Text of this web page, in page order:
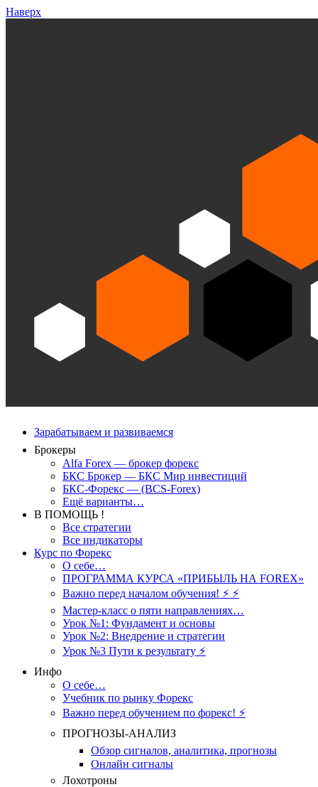
Наверх
Зарабатываем и развиваемся
Брокеры
Alfa Forex — брокер форекс
БКС Брокер — БКС Мир инвестиций
БКС-Форекс — (BCS-Forex)
Ещё варианты…
В ПОМОЩЬ !
Все стратегии
Все индикаторы
Курс по Форекс
О себе…
ПРОГРАММА КУРСА «ПРИБЫЛЬ НА FOREX»
Важно перед началом обучения! ⚡ ⚡
Мастер-класс о пяти направлениях…
Урок №1: Фундамент и основы
Урок №2: Внедрение и стратегии
Урок №3 Пути к результату ⚡️
Инфо
О себе…
Учебник по рынку Форекс
Важно перед обучением по форекс! ⚡
ПРОГНОЗЫ-АНАЛИЗ
Обзор сигналов, аналитика, прогнозы
Онлайн сигналы
Лохотроны